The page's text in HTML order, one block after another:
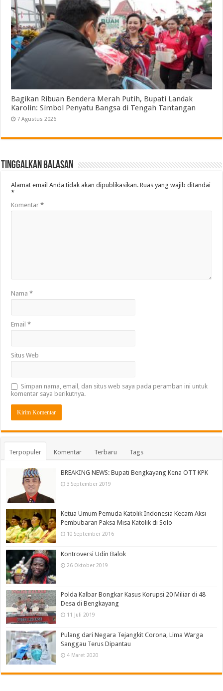
Bagikan Ribuan Bendera Merah Putih, Bupati Landak
Karolin: Simbol Penyatu Bangsa di Tengah Tantangan
7 Agustus 2026
Tinggalkan Balasan
Alamat email Anda tidak akan dipublikasikan. Ruas yang wajib ditandai
*
Komentar*
Nama*
Email*
Situs Web
Simpan nama, email, dan situs web saya pada peramban ini untuk
komentar saya berikutnya.
Terpopuler Komentar Terbaru Tags
BREAKING NEWS: Bupati Bengkayang Kena OTT KPK
3 September 2019
Ketua Umum Pemuda Katolik Indonesia Kecam Aksi
Pembubaran Paksa Misa Katolik di Solo
10 September 2016
Kontroversi Udin Balok
26 Oktober 2019
Polda Kalbar Bongkar Kasus Korupsi 20 Miliar di 48
Desa di Bengkayang
11 Juli 2019
Pulang dari Negara Tejangkit Corona, Lima Warga
Sanggau Terus Dipantau
4 Maret 2020